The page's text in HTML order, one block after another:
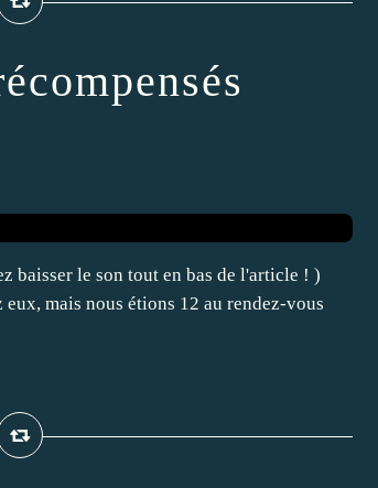
baisser le son tout en bas de l'article ! )
mais nous étions 12 au rendez-vous